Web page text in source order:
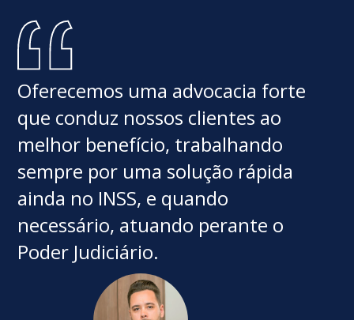
Oferecemos uma advocacia forte
que conduz nossos clientes ao
melhor benefício, trabalhando
sempre por uma solução rápida
ainda no INSS, e quando
necessário, atuando perante o
Poder Judiciário.